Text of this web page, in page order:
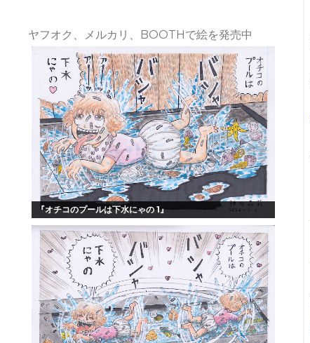
ヤフオク、メルカリ、BOOTHで絵を発売中
『オチコのプールは下水にゃの 1』